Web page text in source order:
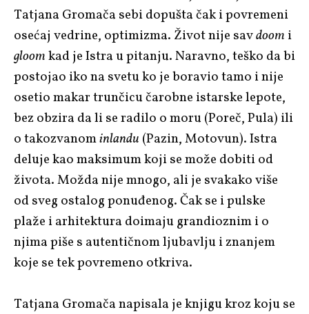
Tatjana Gromača sebi dopušta čak i povremeni
osećaj vedrine, optimizma. Život nije savdoom i
gloomkad je Istra u pitanju. Naravno, teško da bi
postojao iko na svetu ko je boravio tamo i nije
osetio makar trunčicu čarobne istarske lepote,
bez obzira da li se radilo o moru (Poreč, Pula) ili
o takozvanominlandu (Pazin, Motovun). Istra
deluje kao maksimum koji se može dobiti od
života. Možda nije mnogo, ali je svakako više
od sveg ostalog ponuđenog. Čak se i pulske
plaže i arhitektura doimaju grandioznim i o
njima piše s autentičnom ljubavlju i znanjem
koje se tek povremeno otkriva.
Tatjana Gromača napisala je knjigu kroz koju se